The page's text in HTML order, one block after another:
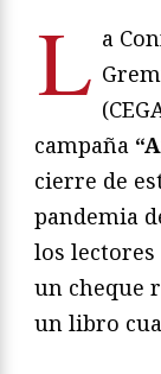
L a
campaña
cierre de
pandemia
los lectores
un cheque
un libro